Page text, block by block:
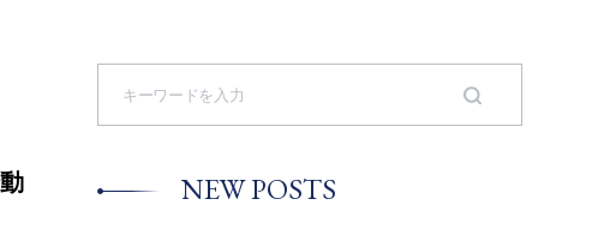
r
f
NEW POSTS